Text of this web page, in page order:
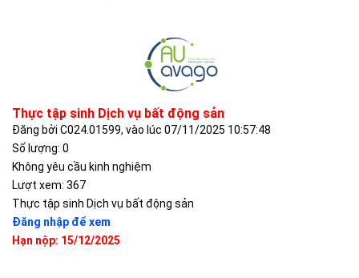
Thực tập sinh Dịch vụ bất động sản
Đăng bởi C024.01599, vào lúc 07/11/2025 10:57:48
Số lượng: 0
Không yêu cầu kinh nghiệm
Lượt xem: 367
Thực tập sinh Dịch vụ bất động sản
Đăng nhập để xem
Hạn nộp: 15/12/2025